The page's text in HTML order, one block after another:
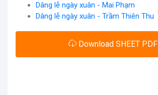
Dâng lễ ngày xuân - Mai Phạm
Dâng lễ ngày xuân - Trầm Thiên Thu
Download SHEET PDF